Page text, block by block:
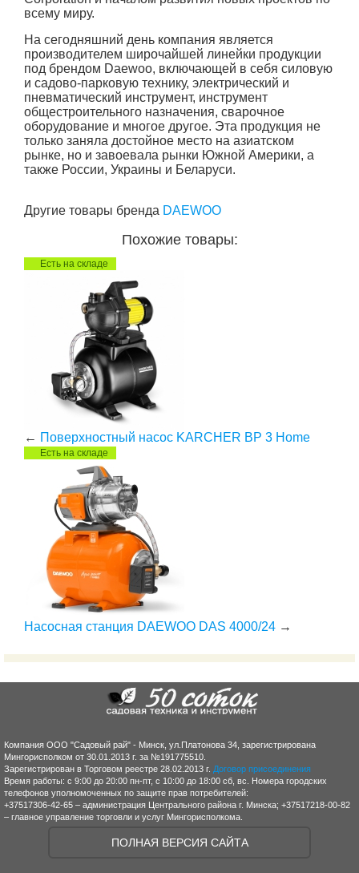
всему миру.
На сегодняшний день компания является
производителем широчайшей линейки продукции
под брендом Daewoo, включающей в себя силовую
и садово-парковую технику, электрический и
пневматический инструмент, инструмент
общестроительного назначения, сварочное
оборудование и многое другое. Эта продукция не
только заняла достойное место на азиатском
рынке, но и завоевала рынки Южной Америки, а
также России, Украины и Беларуси.
Другие товары бренда DAEWOO
Похожие товары:
Есть на складе
← Поверхностный насос KARCHER BP 3 Home
Есть на складе
Насосная станция DAEWOO DAS 4000/24 →
Компания ООО "Садовый рай" - Минск, ул.Платонова 34, зарегистрирована
Мингорисполком от 30.01.2013 г. за №191775510.
Зарегистрирован в Торговом реестре 28.02.2013 г. Договор присоединения
Время работы: с 9:00 до 20:00 пн-пт, с 10:00 до 18:00 сб, вс. Номера городских
телефонов уполномоченных по защите прав потребителей:
+37517306-42-65 – администрация Центрального района г. Минска; +37517218-00-82
– главное управление торговли и услуг Мингорисполкома.
ПОЛНАЯ ВЕРСИЯ САЙТА